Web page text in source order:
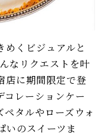
めくビジュアルと
なリクエストを叶
店に期間限定で登
コレーションケー
タルやローズウォ
いのスイーツま